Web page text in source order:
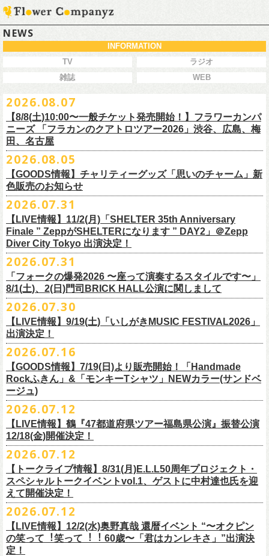
NEWS
INFORMATION
TV
ラジオ
雑誌
WEB
2026.08.07
【8/8(土)10:00〜一般チケット発売開始！】フラワーカンパ
ニーズ 「フラカンのクアトロツアー2026」渋谷、広島、梅
田、名古屋
今秋開催！自身初となるクラブクアトロ・ワンマンツアー、8/8(土)一般
チケット発売がスタート！
どうぞお早めに〜
2026.08.05
【GOODS情報】チャリティーグッズ「思いのチャーム」新
色販売のお知らせ
チャリティーグッズ「思いのチャーム」（リフレクターチャーム）の再
販が決定致しました。
白、緑、赤オレンジの３つの新色展開で、
8/23(日)フラワーカンパニーズ ワンマンライブ「横浜ストーリー2026」
＠F.A.D YOKOHAMA 公演より販売開始致します。
こちらのグッズの売上全額を被災地復興など様々な支援を必要とされて
いる場所に寄付させていただきます。
支援金の寄付先、金額等につきましては、都度フラワーカンパニーズオ
フィシャルサイトにて改めてご報告致します。
皆さまのご安全と心身のご健康、被災地の一日も早い復旧・復興を心よ
りお祈り申し上げます。
2026.07.31
【LIVE情報】11/2(月)「SHELTER 35th Anniversary
Finale ” ZeppがSHELTERになります ” DAY2」＠Zepp
Diver City Tokyo 出演決定！
2026.07.31
「フォークの爆発2026 〜座って演奏するスタイルです〜」
8/1(土)、2(日)門司BRICK HALL公演に関しまして
令和8年熊本地震で被災された皆様には心よりお見舞い申し上げます
一日も早い復興、安全、安心が戻りますことを心よりお祈り申し上げま
す
今週末8/1(土)、2(日)門司BRICK HALLにて予定しております「フォーク
の爆発2026 〜座って演奏するスタイルです〜」公演に関しまして、
本日現在開催させていただく予定です。
まだ九州地方では余震が続き、交通機関が麻痺している状況を鑑み、
もしチケットをお持ちの方で今回の公演へのご来場が難しい方につきま
して、
そのまま未使用のチケットをお持ちいただけましたら、
1年間（2027年8月まで）九州地方で今後発表されるワンマンツアー、ラ
イブで有効とさせていただきます。
手続きなどは特にありませんが、入場整理番号のみ無効となりますこと
（入場順最後のご案内となりますこと）、
何卒ご了承いただけますと幸いです。
また払い戻しのご希望の方は、大変お手数ですが、来月8月末までに、
2026.07.30
【LIVE情報】9/19(土)「いしがきMUSIC FESTIVAL2026」
出演決定！
2026.07.16
【GOODS情報】7/19(日)より販売開始！「Handmade
Rockふきん」&「モンキーTシャツ」NEWカラー(サンドベ
ージュ)
7/19(日)「フォークの爆発2026 〜座って演奏するスタイルです〜」＠有
楽町I’M A SHOW 公演より、またまたNEWグッズが登場！
エプロンからスタートした新たな企画「Handmade Rock」シリーズ第二
弾、「Handmade Rockふきん」の販売が決定！
そして、絶賛販売中の「モンキーTシャツ」にサンドベージュのボディに
グリーンのプリントが夏らしいNEWカラーが追加！
ぜひチェックしてくださいね！
2026.07.12
【LIVE情報】鶴『47都道府県ツアー福島県公演』振替公演
12/18(金)開催決定！
延期となっておりました鶴『47都道府県ツアー福島県公演』の振替公演
が決定しました。
合わせて、振替公演にご来場が難しい方へ、払い戻しのご案内もござい
ますので、以下ご確認をお願い致します。
＜延期日程＞
■2026年4月19日（日） 鶴 5周⽬の47都道府県ツアー「鶴フェスへの道」
福島県公演
2026.07.12
【トークライブ情報】8/31(月)E.L.L50周年プロジェクト・
スペシャルトークイベントvol.1、ゲストに中村達也氏を迎
えて開催決定！
2026.07.12
【LIVE情報】12/2(水)奥野真哉 還暦イベント “〜オクピン
の笑って︕笑って︕︕ 60歳〜「君はカンレキさ」”出演決
定！